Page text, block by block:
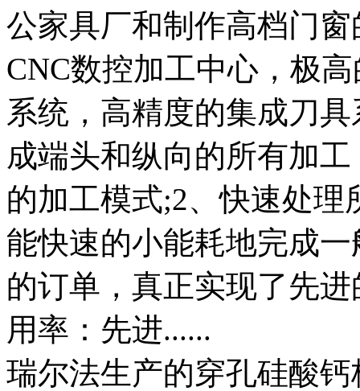
公家具厂和制作高档门
CNC数控加工中心，极
系统，高精度的集成刀
成端头和纵向的所有加
的加工模式;2、快速处
能快速的小能耗地完成
的订单，真正实现了先
用率：先进......
瑞尔法生产的穿孔硅酸